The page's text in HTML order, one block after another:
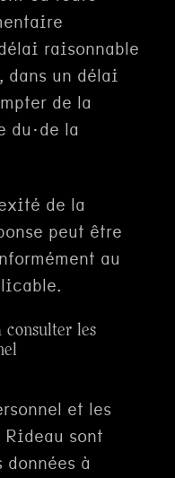
raisonnable
dans un délai
de la
du·de la
de la
peut être
au
les
et les
sont
à